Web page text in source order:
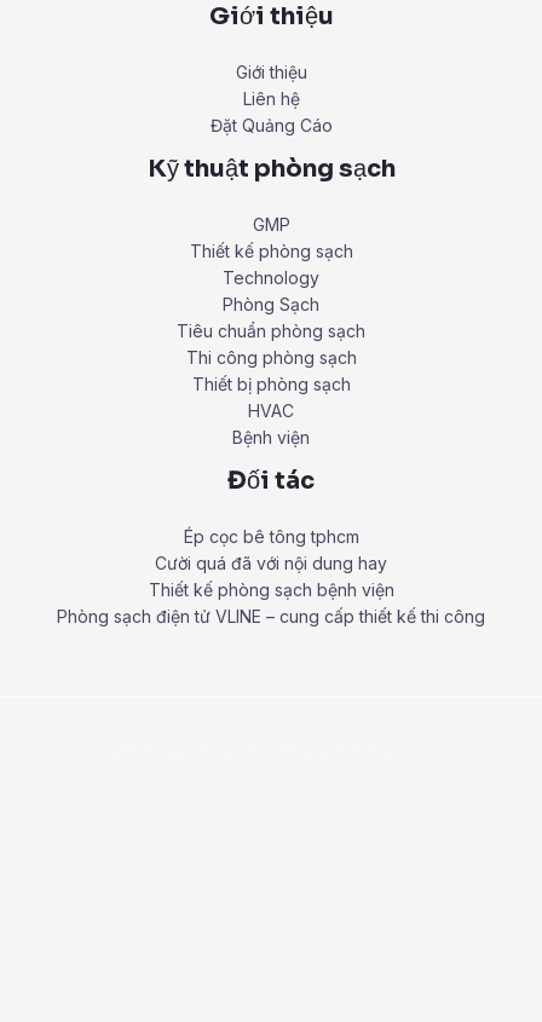
Giới thiệu
Giới thiệu
Liên hệ
Đặt Quảng Cáo
Kỹ thuật phòng sạch
GMP
Thiết kế phòng sạch
Technology
Phòng Sạch
Tiêu chuẩn phòng sạch
Thi công phòng sạch
Thiết bị phòng sạch
HVAC
Bệnh viện
Đối tác
Ép cọc bê tông tphcm
Cười quá đã với nội dung hay
Thiết kế phòng sạch bệnh viện
Phòng sạch điện tử VLINE – cung cấp thiết kế thi công